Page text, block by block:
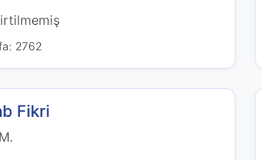
2762
Fikri